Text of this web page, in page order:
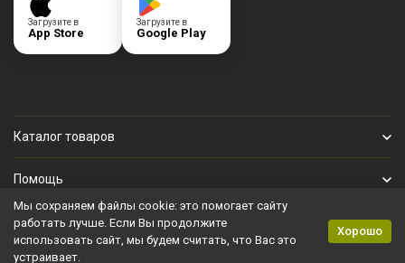
Загрузите в
App Store
Загрузите в
Google Play
Каталог товаров
Помощь
Личный кабинет
Мы сохраняем файлы cookie: это помогает сайту
работать лучше. Если Вы продолжите
использовать сайт, мы будем считать, что Вас это
устраивает.
Хорошо